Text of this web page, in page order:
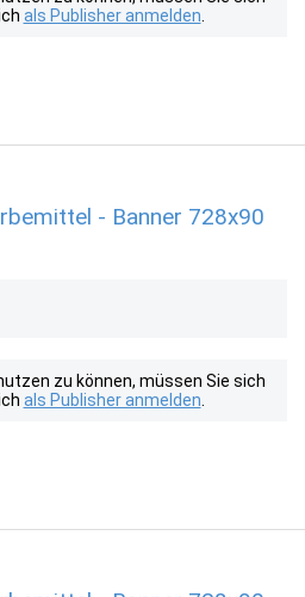
als Publisher anmelden
- Banner 728x90
zu können, müssen Sie sich
als Publisher anmelden